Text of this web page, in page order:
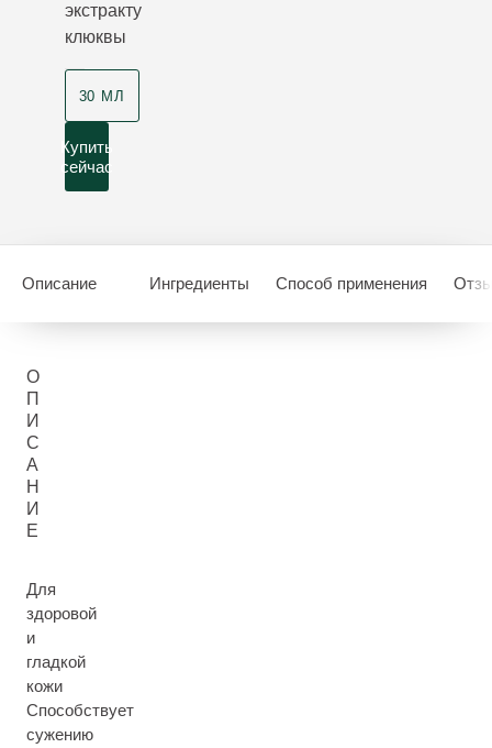
экстракту
клюквы
30 МЛ
Купить
сейчас
Описание Ингредиенты Способ применения
О
П
И
С
А
Н
И
Е
Для
здоровой
и
гладкой
кожи
Способствует
сужению